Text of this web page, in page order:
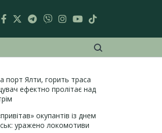
порт Ялти, горить траса
ефектно пролітає над
окупантів із днем
уражено локомотиви